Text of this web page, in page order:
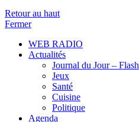
Retour au haut
Fermer
WEB RADIO
Actualités
Journal du Jour – Flash
Jeux
Santé
Cuisine
Politique
Agenda